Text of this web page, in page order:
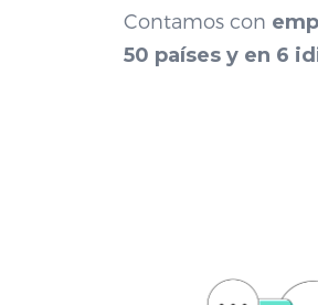
Contamos con
50 países y en 6